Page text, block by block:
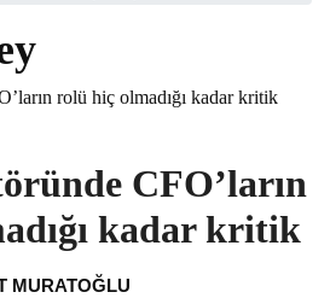
MURATOĞLU
CFO’ların
kadar kritik